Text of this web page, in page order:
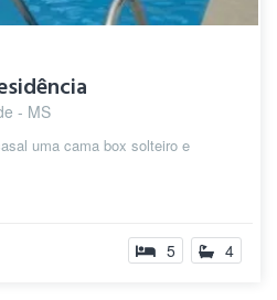
- MS
uma cama box solteiro e
5 4